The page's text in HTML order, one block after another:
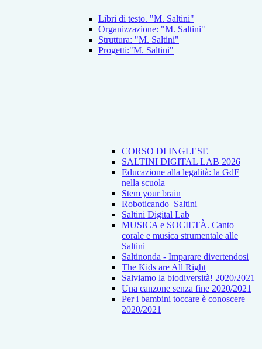
Libri di testo. "M. Saltini"
Organizzazione: "M. Saltini"
Struttura: "M. Saltini"
Progetti:"M. Saltini"
CORSO DI INGLESE
SALTINI DIGITAL LAB 2026
Educazione alla legalità: la GdF
nella scuola
Stem your brain
Roboticando_Saltini
Saltini Digital Lab
MUSICA e SOCIETÀ. Canto
corale e musica strumentale alle
Saltini
Saltinonda - Imparare divertendosi
The Kids are All Right
Salviamo la biodiversità! 2020/2021
Una canzone senza fine 2020/2021
Per i bambini toccare è conoscere
2020/2021